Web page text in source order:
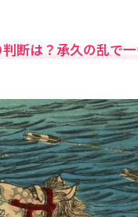
断は？承久の乱で